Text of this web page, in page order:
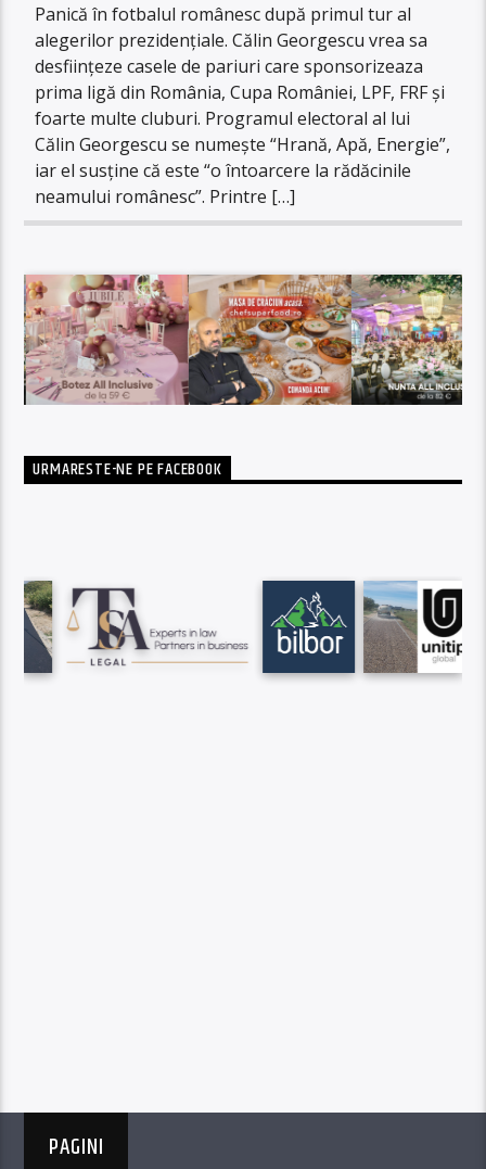
Panică în fotbalul românesc după primul tur al
alegerilor prezidențiale. Călin Georgescu vrea sa
desființeze casele de pariuri care sponsorizeaza
prima ligă din România, Cupa României, LPF, FRF şi
foarte multe cluburi. Programul electoral al lui
Călin Georgescu se numește “Hrană, Apă, Energie”,
iar el susține că este “o întoarcere la rădăcinile
neamului românesc”. Printre […]
URMARESTE-NE PE FACEBOOK
PAGINI